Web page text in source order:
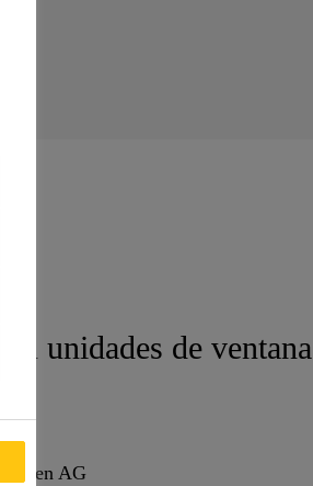
unidades de ventana
AG